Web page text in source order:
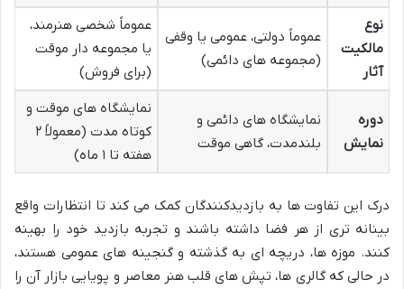
نوع
مالکیت
آثار
عموماً دولتی، عمومی یا وقفی
(مجموعه های دائمی)
عموماً شخصی هنرمند،
یا مجموعه دار موقت
(برای فروش)
دوره
نمایش
نمایشگاه های دائمی و
بلندمدت، گاهی موقت
نمایشگاه های موقت و
کوتاه مدت (معمولاً ۲
هفته تا ۱ ماه)
درک این تفاوت ها به بازدیدکنندگان کمک می کند تا انتظارات واقع
بینانه تری از هر فضا داشته باشند و تجربه بازدید خود را بهینه
کنند. موزه ها، دریچه ای به گذشته و گنجینه های عمومی هستند،
در حالی که گالری ها، تپش های قلب هنر معاصر و پویایی بازار آن را